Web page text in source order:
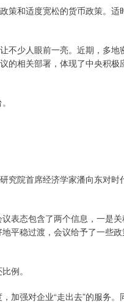
策和适度宽松的货币政策。适
不少人眼前一亮。近期，多地
的相关部署，体现了中央积极
究院首席经济学家潘向东对时
表态包含了两个信息，一是
平稳过渡，会议给予了一些
例。
加强对企业“走出去”的服务。